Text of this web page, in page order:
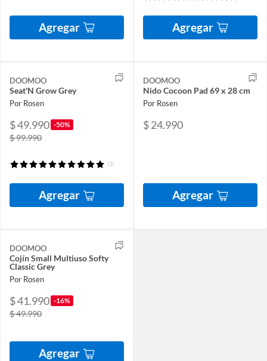
Agregar Agregar
DOOMOO
Seat'N Grow Grey
Por Rosen
$ 49.990 -50%
$ 99.990
(1)
Agregar
DOOMOO
Nido Cocoon Pad 69 x 28 cm
Por Rosen
$ 24.990
Agregar
DOOMOO
Cojín Small Multiuso Softy
Classic Grey
Por Rosen
$ 41.990 -16%
$ 49.990
Agregar